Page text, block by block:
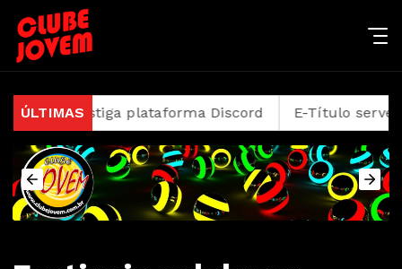
ÚLTIMASplataforma Discord E-Título serve como